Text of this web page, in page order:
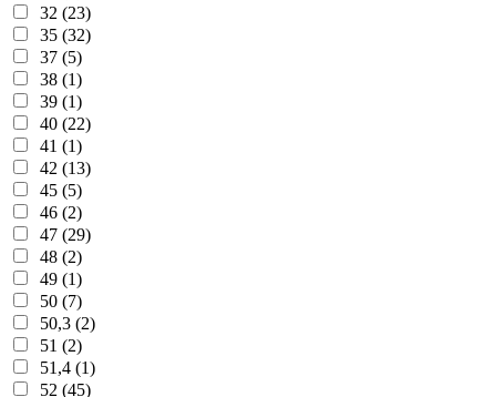
32 (23)
35 (32)
37 (5)
38 (1)
39 (1)
40 (22)
41 (1)
42 (13)
45 (5)
46 (2)
47 (29)
48 (2)
49 (1)
50 (7)
50,3 (2)
51 (2)
51,4 (1)
52 (45)